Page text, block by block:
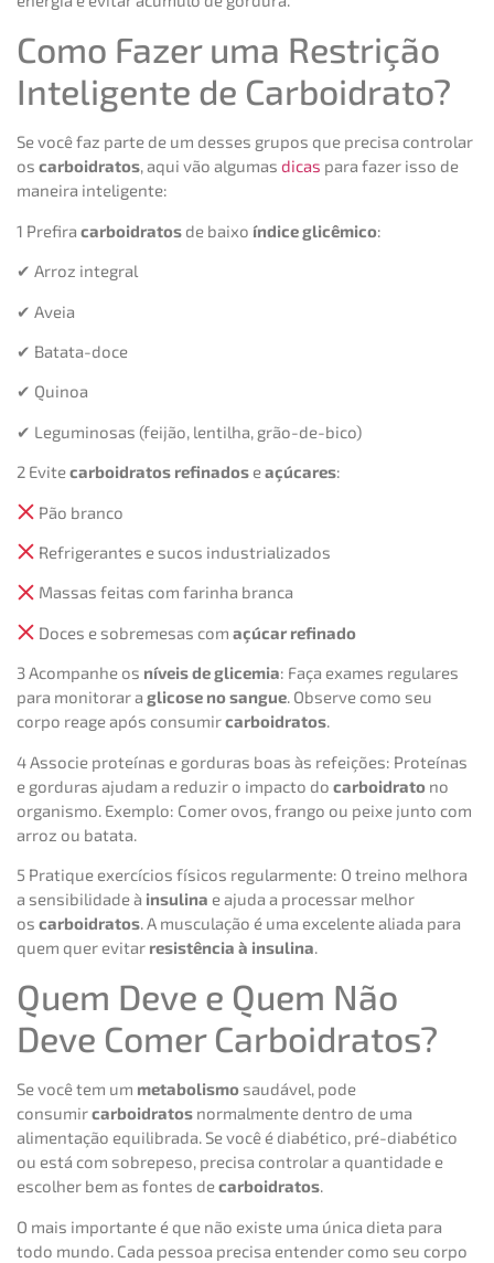
Como Fazer uma Restrição
Inteligente de Carboidrato?
Se você faz parte de um desses grupos que precisa controlar
os carboidratos, aqui vão algumas dicas para fazer isso de
maneira inteligente:
1️ Prefira carboidratos de baixo índice glicêmico:
✔ Arroz integral
✔ Aveia
✔ Batata-doce
✔ Quinoa
✔ Leguminosas (feijão, lentilha, grão-de-bico)
2️ Evitecarboidratos refinados eaçúcares:
Pão branco
Refrigerantes e sucos industrializados
Massas feitas com farinha branca
Doces e sobremesas comaçúcar refinado
3️ Acompanhe os níveis de glicemia: Faça exames regulares
para monitorar a glicose no sangue. Observe como seu
corpo reage após consumircarboidratos.
4️ Associe proteínas e gorduras boas às refeições: Proteínas
e gorduras ajudam a reduzir o impacto do carboidrato no
organismo. Exemplo: Comer ovos, frango ou peixe junto com
arroz ou batata.
5️ Pratique exercícios físicos regularmente: O treino melhora
a sensibilidade à insulina e ajuda a processar melhor
os carboidratos. A musculação é uma excelente aliada para
quem quer evitar resistência à insulina.
Quem Deve e Quem Não
Deve Comer Carboidratos?
Se você tem um metabolismosaudável, pode
consumircarboidratos normalmente dentro de uma
alimentação equilibrada. Se você é diabético, pré-diabético
ou está com sobrepeso, precisa controlar a quantidade e
escolher bem as fontes decarboidratos.
O mais importante é que não existe uma única dieta para
todo mundo. Cada pessoa precisa entender como seu corpo